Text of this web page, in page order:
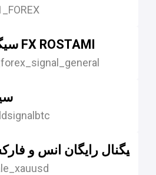
سیگنال فارکس FX ROSTAMI
سیگنال رایگان انس و